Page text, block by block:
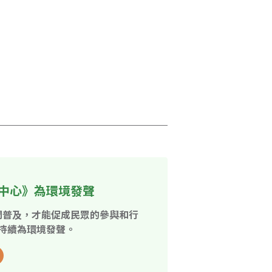
心》為環境發聲
及，才能促成民眾的參與和行
續為環境發聲。